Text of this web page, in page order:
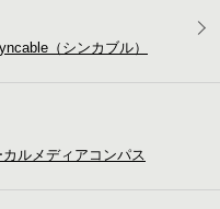
（シンカブル）
カルメディア コンパス